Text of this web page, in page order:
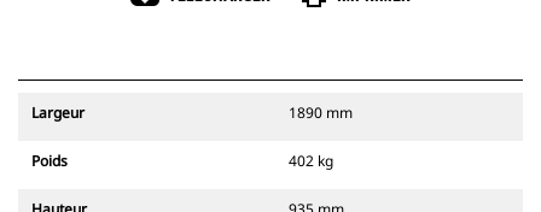
Largeur 1890 mm
Poids 402 kg